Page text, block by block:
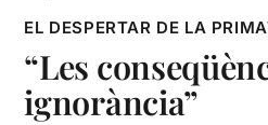
EL DESPERTAR DE LA
“Les
ignorància”